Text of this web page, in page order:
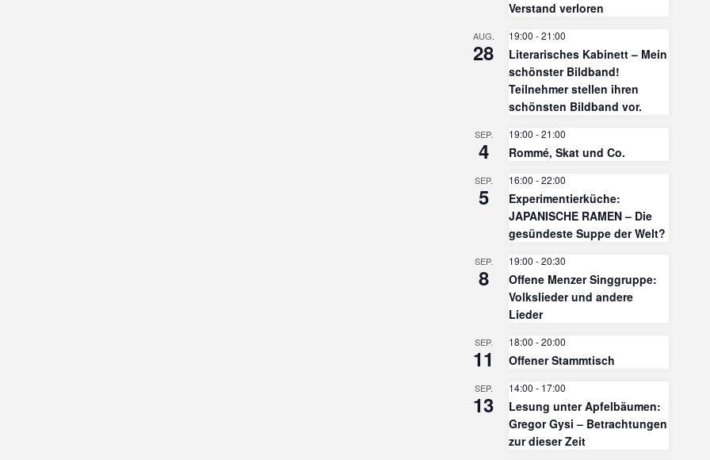
Verstand verloren
AUG.
28
19:00 -21:00
Literarisches Kabinett – Mein
schönster Bildband!
Teilnehmer stellen ihren
schönsten Bildband vor.
SEP.
4
19:00 -21:00
Rommé, Skat und Co.
SEP.
5
16:00 -22:00
Experimentierküche:
JAPANISCHE RAMEN – Die
gesündeste Suppe der Welt?
SEP.
8
19:00 -20:30
Offene Menzer Singgruppe:
Volkslieder und andere
Lieder
SEP.
11
18:00 -20:00
Offener Stammtisch
SEP.
13
14:00 - 17:00
Lesung unter Apfelbäumen:
Gregor Gysi – Betrachtungen
zur dieser Zeit